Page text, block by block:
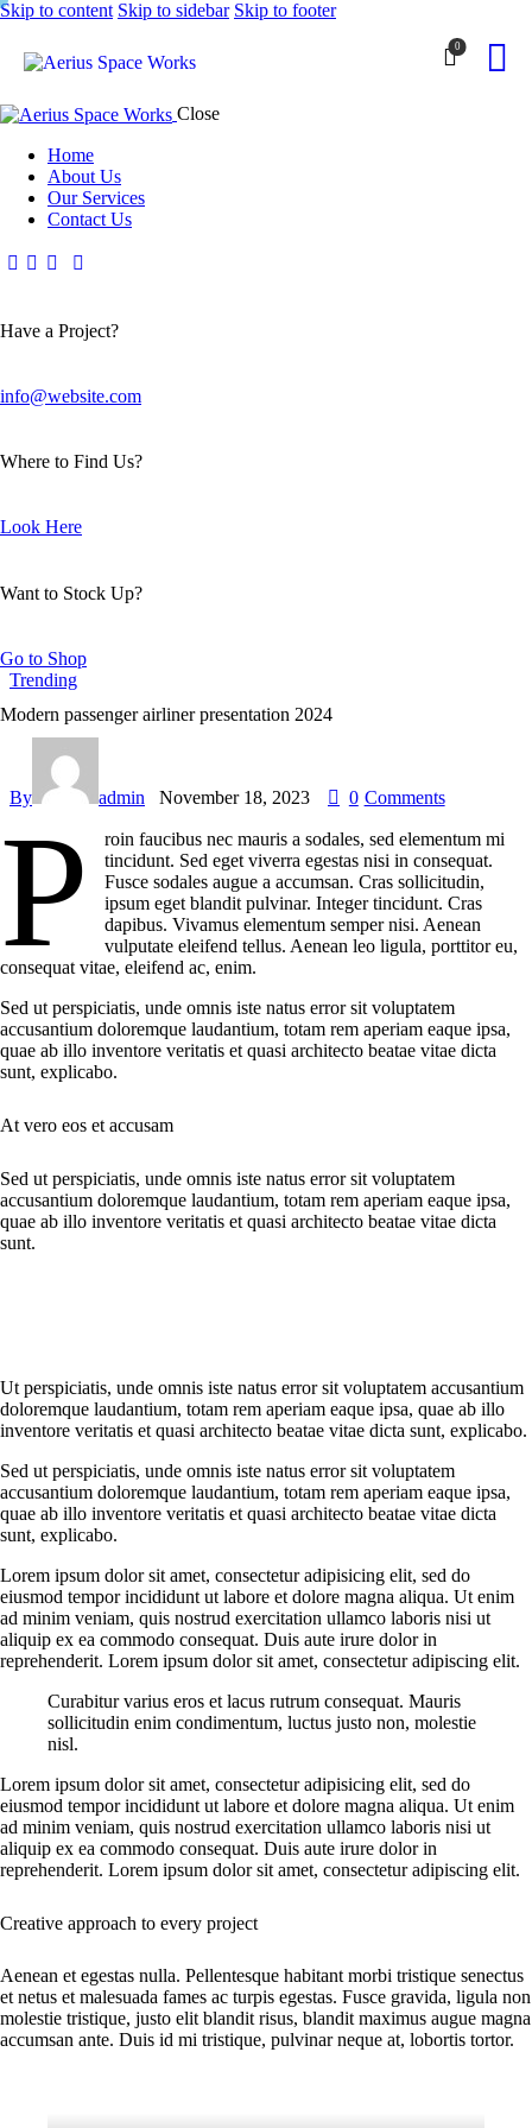
Skip to content Skip to sidebar Skip to footer
0
Close
Home
About Us
Our Services
Contact Us
Have a Project?
info@website.com
Where to Find Us?
Look Here
Want to Stock Up?
Go to Shop
Trending
Modern passenger airliner presentation 2024
By admin November 18, 2023 0 Comments
P
roin faucibus nec mauris a sodales, sed elementum mi
tincidunt. Sed eget viverra egestas nisi in consequat.
Fusce sodales augue a accumsan. Cras sollicitudin,
ipsum eget blandit pulvinar. Integer tincidunt. Cras
dapibus. Vivamus elementum semper nisi. Aenean
vulputate eleifend tellus. Aenean leo ligula, porttitor eu,
consequat vitae, eleifend ac, enim.
Sed ut perspiciatis, unde omnis iste natus error sit voluptatem
accusantium doloremque laudantium, totam rem aperiam eaque ipsa,
quae ab illo inventore veritatis et quasi architecto beatae vitae dicta
sunt, explicabo.
At vero eos et accusam
Sed ut perspiciatis, unde omnis iste natus error sit voluptatem
accusantium doloremque laudantium, totam rem aperiam eaque ipsa,
quae ab illo inventore veritatis et quasi architecto beatae vitae dicta
sunt.
Ut perspiciatis, unde omnis iste natus error sit voluptatem accusantium
doloremque laudantium, totam rem aperiam eaque ipsa, quae ab illo
inventore veritatis et quasi architecto beatae vitae dicta sunt, explicabo.
Sed ut perspiciatis, unde omnis iste natus error sit voluptatem
accusantium doloremque laudantium, totam rem aperiam eaque ipsa,
quae ab illo inventore veritatis et quasi architecto beatae vitae dicta
sunt, explicabo.
Lorem ipsum dolor sit amet, consectetur adipisicing elit, sed do
eiusmod tempor incididunt ut labore et dolore magna aliqua. Ut enim
ad minim veniam, quis nostrud exercitation ullamco laboris nisi ut
aliquip ex ea commodo consequat. Duis aute irure dolor in
reprehenderit. Lorem ipsum dolor sit amet, consectetur adipiscing elit.
Curabitur varius eros et lacus rutrum consequat. Mauris
sollicitudin enim condimentum, luctus justo non, molestie
nisl.
Lorem ipsum dolor sit amet, consectetur adipisicing elit, sed do
eiusmod tempor incididunt ut labore et dolore magna aliqua. Ut enim
ad minim veniam, quis nostrud exercitation ullamco laboris nisi ut
aliquip ex ea commodo consequat. Duis aute irure dolor in
reprehenderit. Lorem ipsum dolor sit amet, consectetur adipiscing elit.
Creative approach to every project
Aenean et egestas nulla. Pellentesque habitant morbi tristique senectus
et netus et malesuada fames ac turpis egestas. Fusce gravida, ligula non
molestie tristique, justo elit blandit risus, blandit maximus augue magna
accumsan ante. Duis id mi tristique, pulvinar neque at, lobortis tortor.